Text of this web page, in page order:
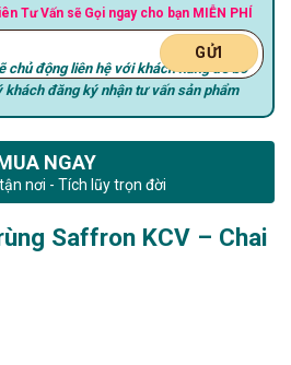
Tư Vấn sẽ Gọi ngay cho bạn MIỄN PHÍ
chủ động liên hệ với khách hàng để bổ
khách đăng ký nhận tư vấn sản phẩm
NGAY
nơi - Tích lũy trọn đời
Saffron KCV – Chai